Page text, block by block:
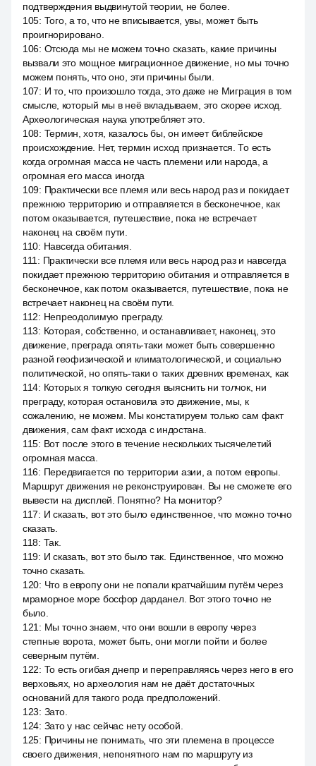
подтверждения выдвинутой теории, не более.
105: Того, а то, что не вписывается, увы, может быть
проигнорировано.
106: Отсюда мы не можем точно сказать, какие причины
вызвали это мощное миграционное движение, но мы точно
можем понять, что оно, эти причины были.
107: И то, что произошло тогда, это даже не Миграция в том
смысле, который мы в неё вкладываем, это скорее исход.
Археологическая наука употребляет это.
108: Термин, хотя, казалось бы, он имеет библейское
происхождение. Нет, термин исход признается. То есть
когда огромная масса не часть племени или народа, а
огромная его масса иногда
109: Практически все племя или весь народ раз и покидает
прежнюю территорию и отправляется в бесконечное, как
потом оказывается, путешествие, пока не встречает
наконец на своём пути.
110: Навсегда обитания.
111 : Практически все племя или весь народ раз и навсегда
покидает прежнюю территорию обитания и отправляется в
бесконечное, как потом оказывается, путешествие, пока не
встречает наконец на своём пути.
112: Непреодолимую преграду.
113: Которая, собственно, и останавливает, наконец, это
движение, преграда опять-таки может быть совершенно
разной геофизической и климатологической, и социально
политической, но опять-таки о таких древних временах, как
114: Которых я толкую сегодня выяснить ни толчок, ни
преграду, которая остановила это движение, мы, к
сожалению, не можем. Мы констатируем только сам факт
движения, сам факт исхода с индостана.
115: Вот после этого в течение нескольких тысячелетий
огромная масса.
116: Передвигается по территории азии, а потом европы.
Маршрут движения не реконструирован. Вы не сможете его
вывести на дисплей. Понятно? На монитор?
117: И сказать, вот это было единственное, что можно точно
сказать.
118: Так.
119: И сказать, вот это было так. Единственное, что можно
точно сказать.
120: Что в европу они не попали кратчайшим путём через
мраморное море босфор дарданел. Вот этого точно не
было.
121 : Мы точно знаем, что они вошли в европу через
степные ворота, может быть, они могли пойти и более
северным путём.
122: То есть огибая днепр и переправляясь через него в его
верховьях, но археология нам не даёт достаточных
оснований для такого рода предположений.
123: Зато.
124: Зато у нас сейчас нету особой.
125: Причины не понимать, что эти племена в процессе
своего движения, непонятного нам по маршруту из